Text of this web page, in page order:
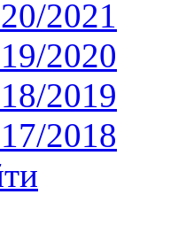
2021
2020
2019
2018